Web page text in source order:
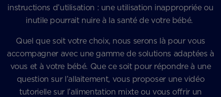
instructions d’utilisation : une utilisation inappropriée ou
inutile pourrait nuire à la santé de votre bébé.
Quel que soit votre choix, nous serons là pour vous
accompagner avec une gamme de solutions adaptées à
vous et à votre bébé. Que ce soit pour répondre à une
question sur l’allaitement, vous proposer une vidéo
tutorielle sur l’alimentation mixte ou vous offrir un